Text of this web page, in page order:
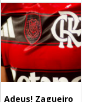
Adeus! Zagueiro